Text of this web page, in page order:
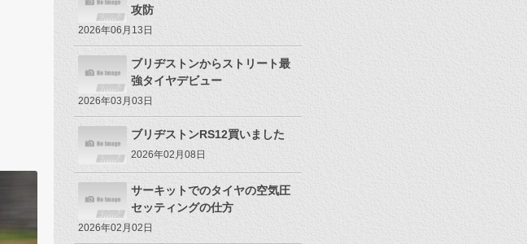
攻防
2026年06月13日
ブリヂストンからストリート最
強タイヤデビュー
2026年03月03日
ブリヂストンRS12買いました
2026年02月08日
サーキットでのタイヤの空気圧
セッティングの仕方
2026年02月02日